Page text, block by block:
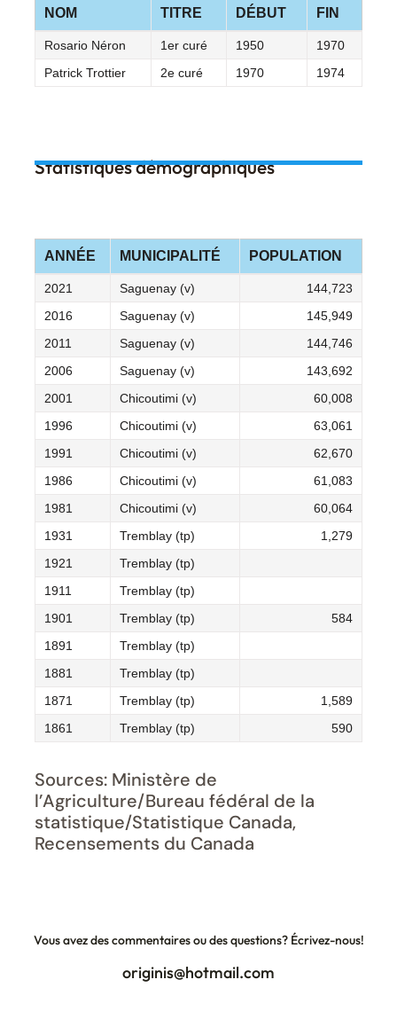
NOM TITRE DÉBUT FIN
Rosario Néron 1er curé 1950
1970
Patrick Trottier
2e curé 1970 1974
Statistiques démographiques
ANNÉE MUNICIPALITÉ POPULATION
2021 Saguenay (v)
144,723
2016
Saguenay (v)
145,949
2011
Saguenay (v)
144,746
2006
Saguenay (v)
143,692
2001
Chicoutimi (v)
60,008
1996
Chicoutimi (v)
63,061
1991
Chicoutimi (v)
62,670
1986
Chicoutimi (v)
61,083
1981
Chicoutimi (v)
60,064
1931
Tremblay (tp)
1,279
1921
Tremblay (tp)
1911
Tremblay (tp)
1901
Tremblay (tp)
584
1891
Tremblay (tp)
1881
Tremblay (tp)
1871
Tremblay (tp)
1,589
1861
Tremblay (tp) 590
Sources: Ministère de
l’Agriculture/Bureau fédéral de la
statistique/Statistique Canada,
Recensements du Canada
Vous avez des commentaires ou des questions? Écrivez-nous!
originis@hotmail.com